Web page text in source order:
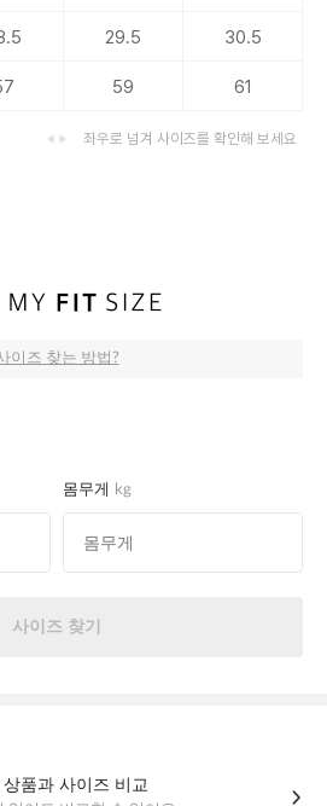
29.5 30.5
59 61
좌우로 넘겨 사이즈를 확인해 보세요